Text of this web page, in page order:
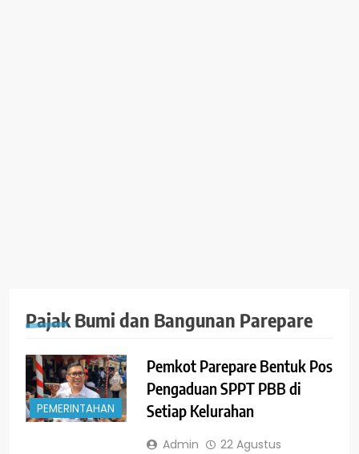
Pajak Bumi dan Bangunan Parepare
PEMERINTAHAN
Pemkot Parepare Bentuk Pos
Pengaduan SPPT PBB di
Setiap Kelurahan
Admin
22 Agustus